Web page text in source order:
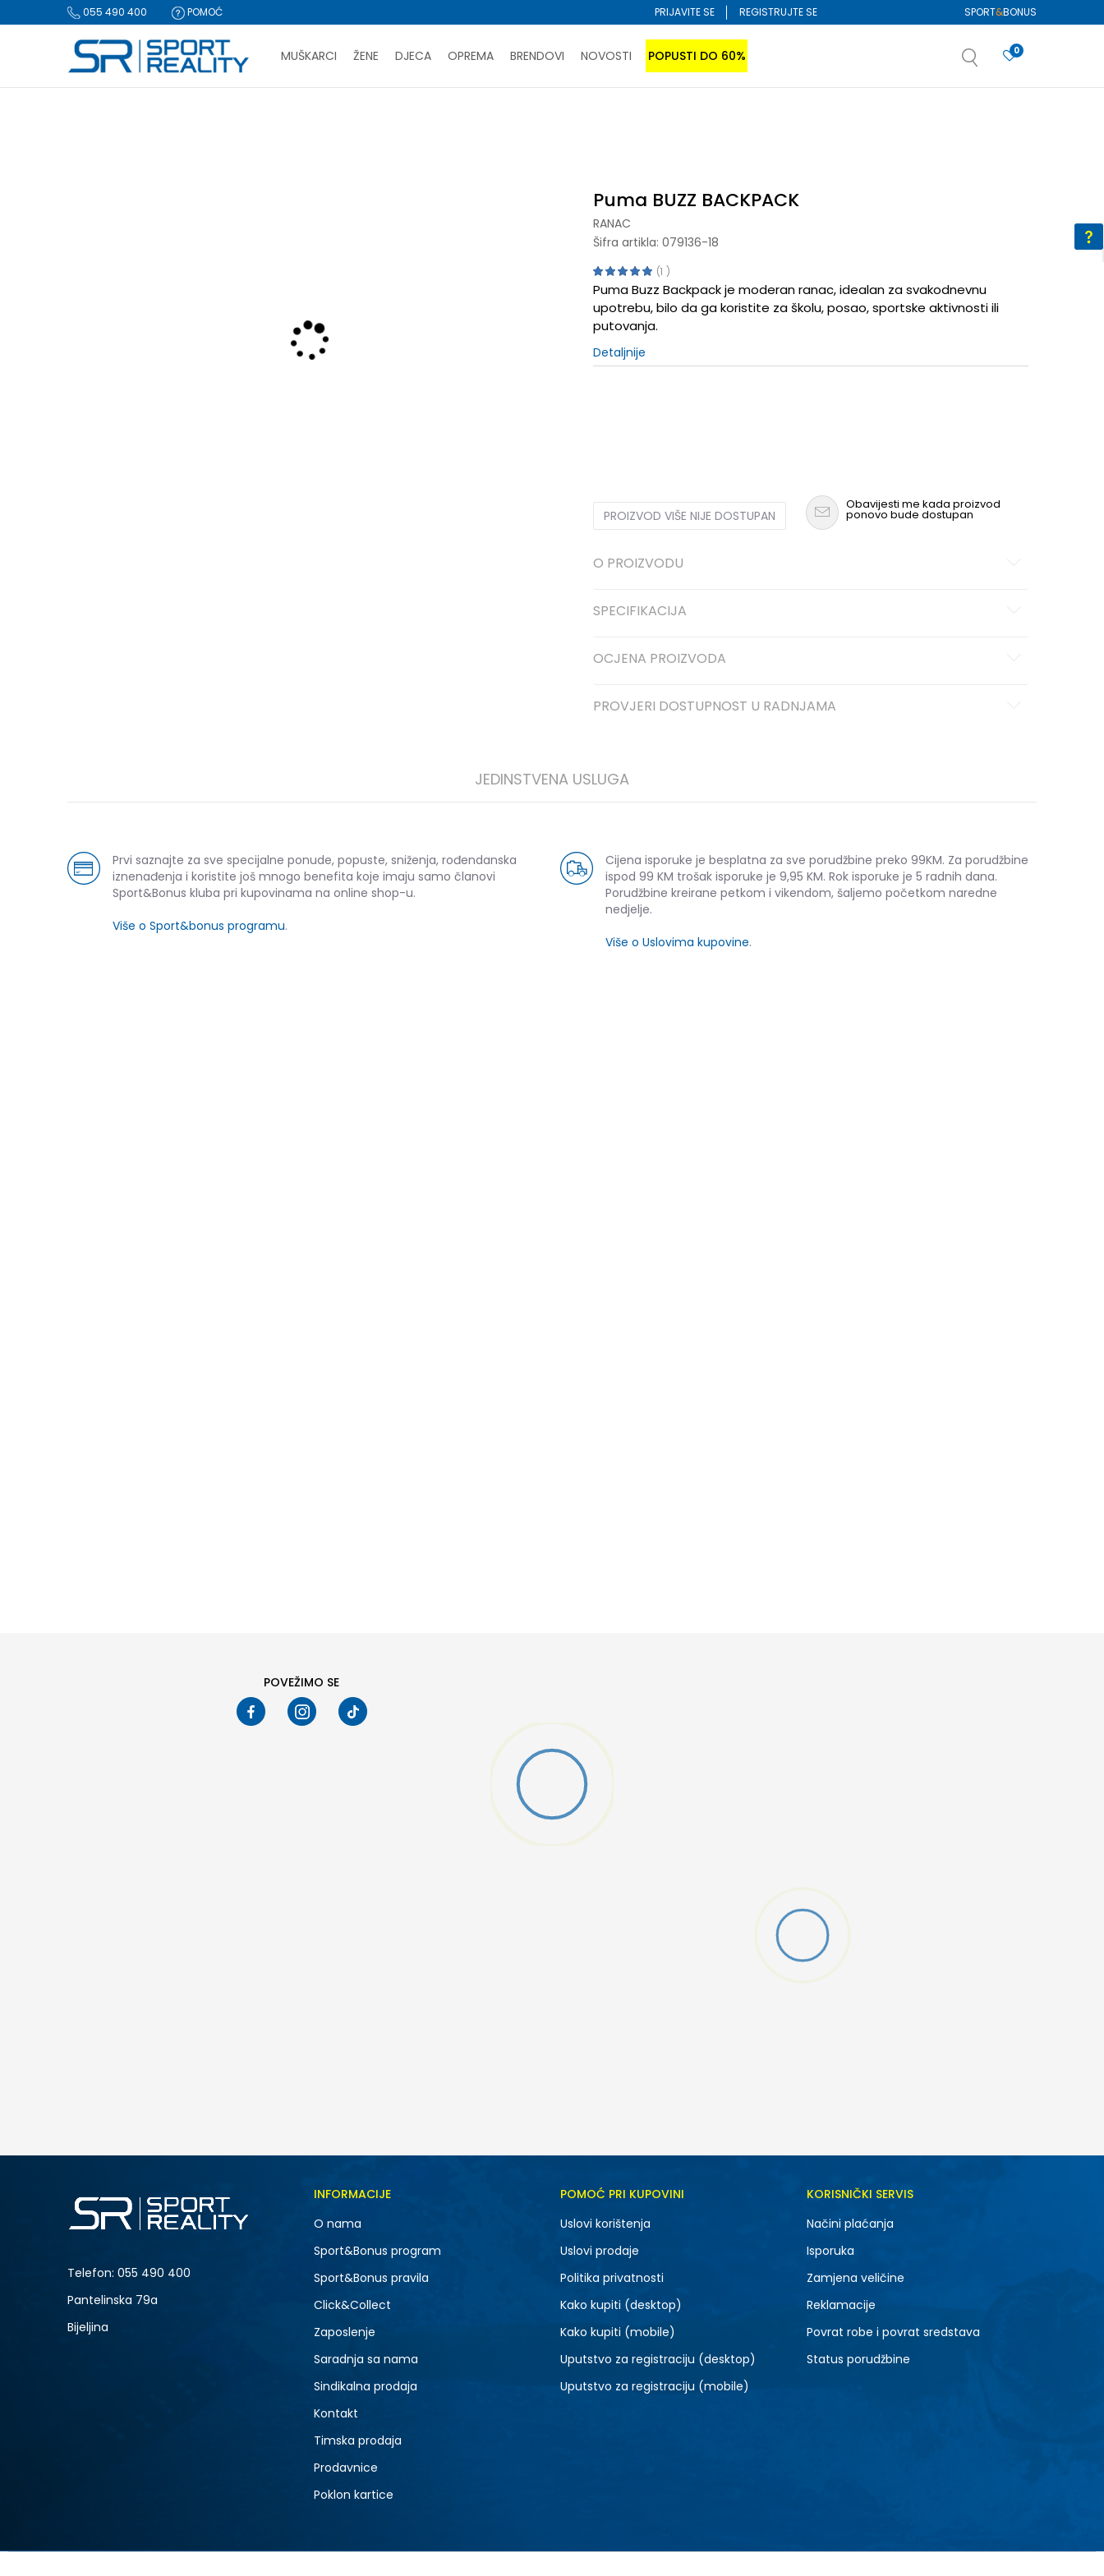
055 490 400 POMOĆ SPORT&BONUS
PRIJAVITE SE REGISTRUJTE SE
MUŠKARCI ŽENE DJECA OPREMA BRENDOVI NOVOSTI POPUSTI DO 60% 0
Puma BUZZ BACKPACK
RANAC
Šifra artikla: 079136-18
1
Puma Buzz Backpack je moderan ranac, idealan za svakodnevnu
upotrebu, bilo da ga koristite za školu, posao, sportske aktivnosti ili
putovanja.
Detaljnije
PROIZVOD VIŠE NIJE DOSTUPAN
Obavijesti me kada proizvod
ponovo bude dostupan
O PROIZVODU
SPECIFIKACIJA
OCJENA PROIZVODA
PROVJERI DOSTUPNOST U RADNJAMA
JEDINSTVENA USLUGA
Prvi saznajte za sve specijalne ponude, popuste, sniženja, rođendanska
iznenađenja i koristite još mnogo benefita koje imaju samo članovi
Sport&Bonus kluba pri kupovinama na online shop-u.
Više o Sport&bonus programu.
Cijena isporuke je besplatna za sve porudžbine preko 99KM. Za porudžbine
ispod 99 KM trošak isporuke je 9,95 KM. Rok isporuke je 5 radnih dana.
Porudžbine kreirane petkom i vikendom, šaljemo početkom naredne
nedjelje.
Više o Uslovima kupovine.
POVEŽIMO SE
Telefon: 055 490 400
Pantelinska 79a
Bijeljina
INFORMACIJE
O nama
Sport&Bonus program
Sport&Bonus pravila
Click&Collect
Zaposlenje
Saradnja sa nama
Sindikalna prodaja
Kontakt
Timska prodaja
Prodavnice
Poklon kartice
POMOĆ PRI KUPOVINI
Uslovi korištenja
Uslovi prodaje
Politika privatnosti
Kako kupiti (desktop)
Kako kupiti (mobile)
Uputstvo za registraciju (desktop)
Uputstvo za registraciju (mobile)
KORISNIČKI SERVIS
Načini plaćanja
Isporuka
Zamjena veličine
Reklamacije
Povrat robe i povrat sredstava
Status porudžbine